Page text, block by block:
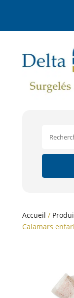
Accueil /
Calamars